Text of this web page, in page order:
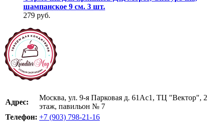
шампанское 9 см. 3 шт.
279 руб.
Адрес:
Москва, ул. 9-я Парковая д. 61Ас1, ТЦ "Вектор", 2
этаж, павильон № 7
Телефон: +7 (903) 798-21-16